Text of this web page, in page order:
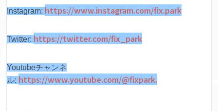
Instagram: https://www.instagram.com/fix.park
Twitter: https://twitter.com/fix_park
Youtubeチャンネ
ル: https://www.youtube.com/@fixpark.